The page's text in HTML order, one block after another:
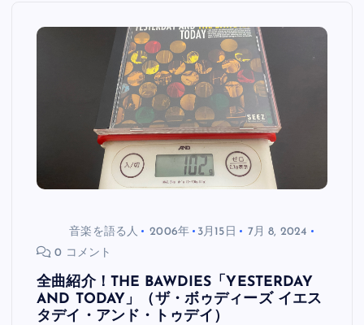
音楽を語る人 2006年 3月15日
7月 8, 2024
0 コメント
全曲紹介！THE BAWDIES「YESTERDAY
AND TODAY」（ザ・ボゥディーズ イエス
タデイ・アンド・トゥデイ）